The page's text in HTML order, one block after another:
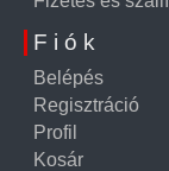
Fiók
Belépés
Regisztráció
Profil
Kosár